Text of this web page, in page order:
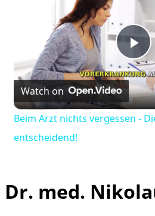
Watch on
Beim Arzt nichts vergessen -
entscheidend!
Dr. med.